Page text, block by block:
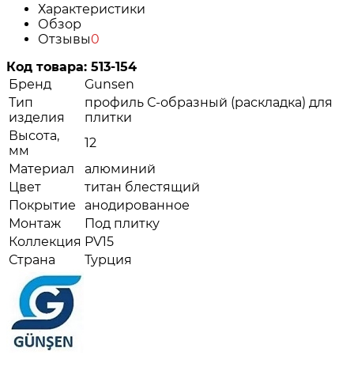
Характеристики
Обзор
Отзывы0
Код товара: 513-154
Бренд
Gunsen
Тип
изделия
профиль С-образный (раскладка) для
плитки
Высота,
мм
12
Материал
алюминий
Цвет
титан блестящий
Покрытие
анодированное
Монтаж
Под плитку
Коллекция PV15
Страна
Турция